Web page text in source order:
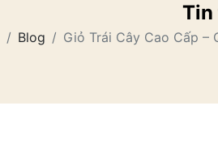
Blog Giỏ Trái Cây Cao Cấp –